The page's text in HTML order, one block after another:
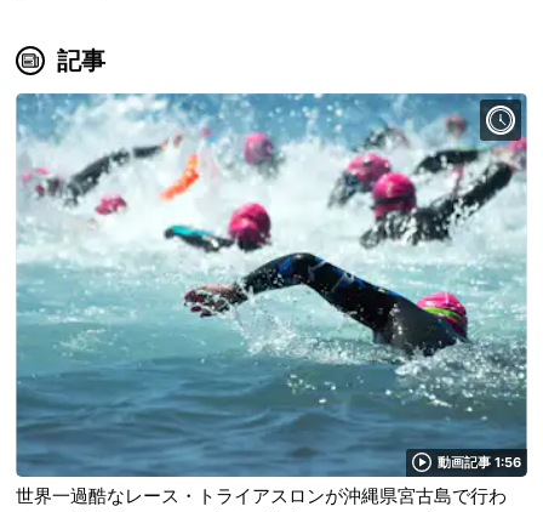
記事
動画記事 1:56
世界一過酷なレース・トライアスロンが沖縄県宮古島で行わ